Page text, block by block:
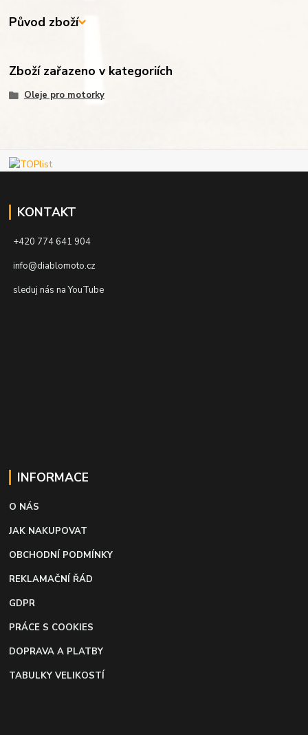
Původ zboží
Zboží zařazeno v kategoriích
Oleje pro motorky
KONTAKT
+420 774 641 904
info@diablomoto.cz
sleduj nás na YouTube
INFORMACE
O NÁS
JAK NAKUPOVAT
OBCHODNÍ PODMÍNKY
REKLAMAČNÍ ŘÁD
GDPR
PRÁCE S COOKIES
DOPRAVA A PLATBY
TABULKY VELIKOSTÍ